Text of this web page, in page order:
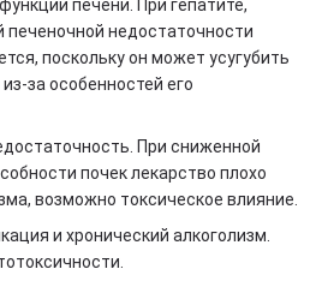
печени. При гепатите,
недостаточности
поскольку он может усугубить
за особенностей его
При сниженной
почек лекарство плохо
возможно токсическое влияние.
и хронический алкоголизм.